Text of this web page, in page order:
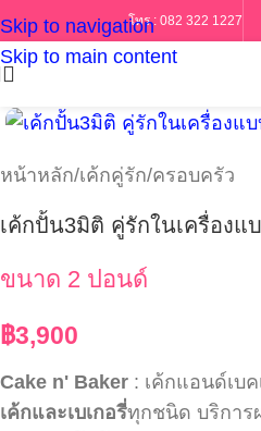
Skip to navigation
Skip to main content
โทร : 082 322 1227
หน้าหลัก/เค้กคู่รัก/ครอบครัว
เค้กปั้น3มิติ คู่รักในเครื่องแ
ขนาด 2 ปอนด์
฿3,900
Cake n' Baker : เค้กแอนด์เบ
เค้กและเบเกอรี่ทุกชนิด บริการ